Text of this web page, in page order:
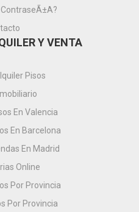
ContraseÃ±a?
Y VENTA
Pisos
En Valencia
En Barcelona
En Madrid
Online
Por Provincia
Por Provincia